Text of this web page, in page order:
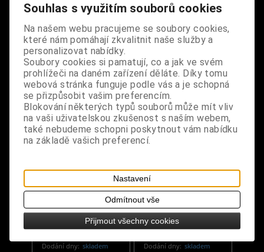
Svazek - Šalvěj bílá -
Dračí krev - 15 cm
Dodání dny:skladem
Cena:280 Kč
Koupit
Šalvěj bílá 15 cm
Cena: 290 Kč
Koupit
Svazek - Šalvěj černá -
15 cm
Dodání dny: skladem
Svazek - Šalvěj bílá -
Sen - 15 cm
Dodání dny: skladem
Souhlas s využitím souborů cookies
Na našem webu pracujeme se soubory cookies,
které nám pomáhají zkvalitnit naše služby a
personalizovat nabídky.
Soubory cookies si pamatují, co a jak ve svém
prohlížeči na daném zařízení děláte. Díky tomu
webová stránka funguje podle vás a je schopná
se přizpůsobit vašim preferencím.
Blokování některých typů souborů může mít vliv
na vaši uživatelskou zkušenost s naším webem,
také nebudeme schopni poskytnout vám nabídku
na základě vašich preferencí.
Nastavení
Odmítnout vše
Přijmout všechny cookies